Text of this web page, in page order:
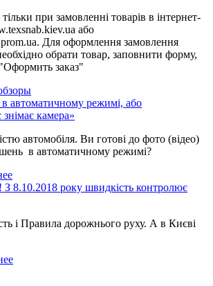
тільки при замовленні товарів в інтернет-
або
Для оформлення замовлення
обрати товар, заповнити форму,
заказ"
автоматичному режимі, або
камера»
автомобіля. Ви готові до фото (відео)
в автоматичному режимі?
З 8.10.2018 року швидкість контролює
і Правила дорожнього руху. А в Києві